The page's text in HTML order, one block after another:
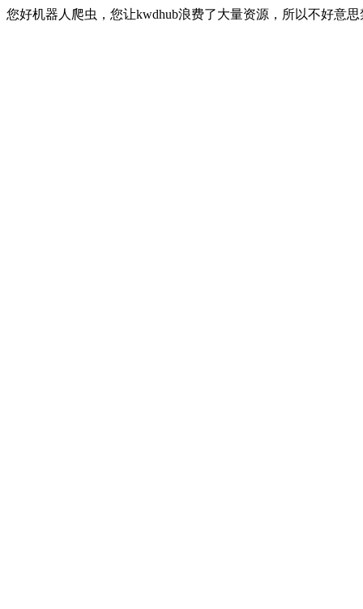
您好机器人爬虫，您让kwdhub浪费了大量资源，所以不好意